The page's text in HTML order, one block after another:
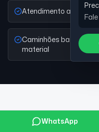
Atendimento a obras
Caminhões
material
Obras
WhatsApp